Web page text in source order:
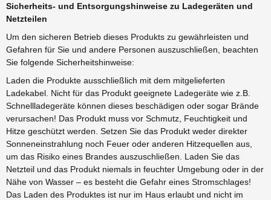
Sicherheits- und Entsorgungshinweise zu Ladegeräten und
Netzteilen
Um den sicheren Betrieb dieses Produkts zu gewährleisten und
Gefahren für Sie und andere Personen auszuschließen, beachten
Sie folgende Sicherheitshinweise:
Laden die Produkte ausschließlich mit dem mitgelieferten
Ladekabel. Nicht für das Produkt geeignete Ladegeräte wie z.B.
Schnellladegeräte können dieses beschädigen oder sogar Brände
verursachen! Das Produkt muss vor Schmutz, Feuchtigkeit und
Hitze geschützt werden. Setzen Sie das Produkt weder direkter
Sonneneinstrahlung noch Feuer oder anderen Hitzequellen aus,
um das Risiko eines Brandes auszuschließen. Laden Sie das
Netzteil und das Produkt niemals in feuchter Umgebung oder in der
Nähe von Wasser – es besteht die Gefahr eines Stromschlages!
Das Laden des Produktes ist nur im Haus erlaubt und nicht im